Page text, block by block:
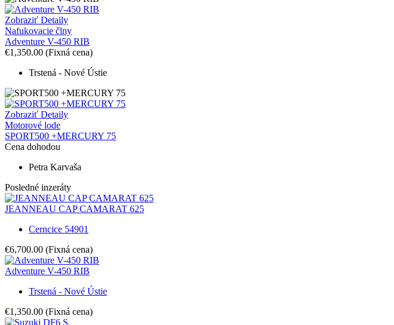
Zobraziť Detaily
Nafukovacie člny
Adventure V-450 RIB
€1,350.00 (Fixná cena)
Trstená - Nové Ústie
Zobraziť Detaily
Motorové lode
SPORT500 +MERCURY 75
Cena dohodou
Petra Karvaša
Posledné inzeráty
JEANNEAU CAP CAMARAT 625
Cerncice 54901
€6,700.00 (Fixná cena)
Adventure V-450 RIB
Trstená - Nové Ústie
€1,350.00 (Fixná cena)